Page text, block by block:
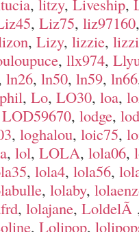
, litzy, Liveship,
, Liz75, liz97160
, Lizy, lizzie,
, llx974,
ln26, ln50, ln59, ln66
, Lo, LO30, loa,
LOD59670, lodge,
, loghalou, loic75,
, lol, LOLA, lola06,
, lola4, lola56,
, lolaby,
, lolajane, LoldelÃ
, Lolipop,